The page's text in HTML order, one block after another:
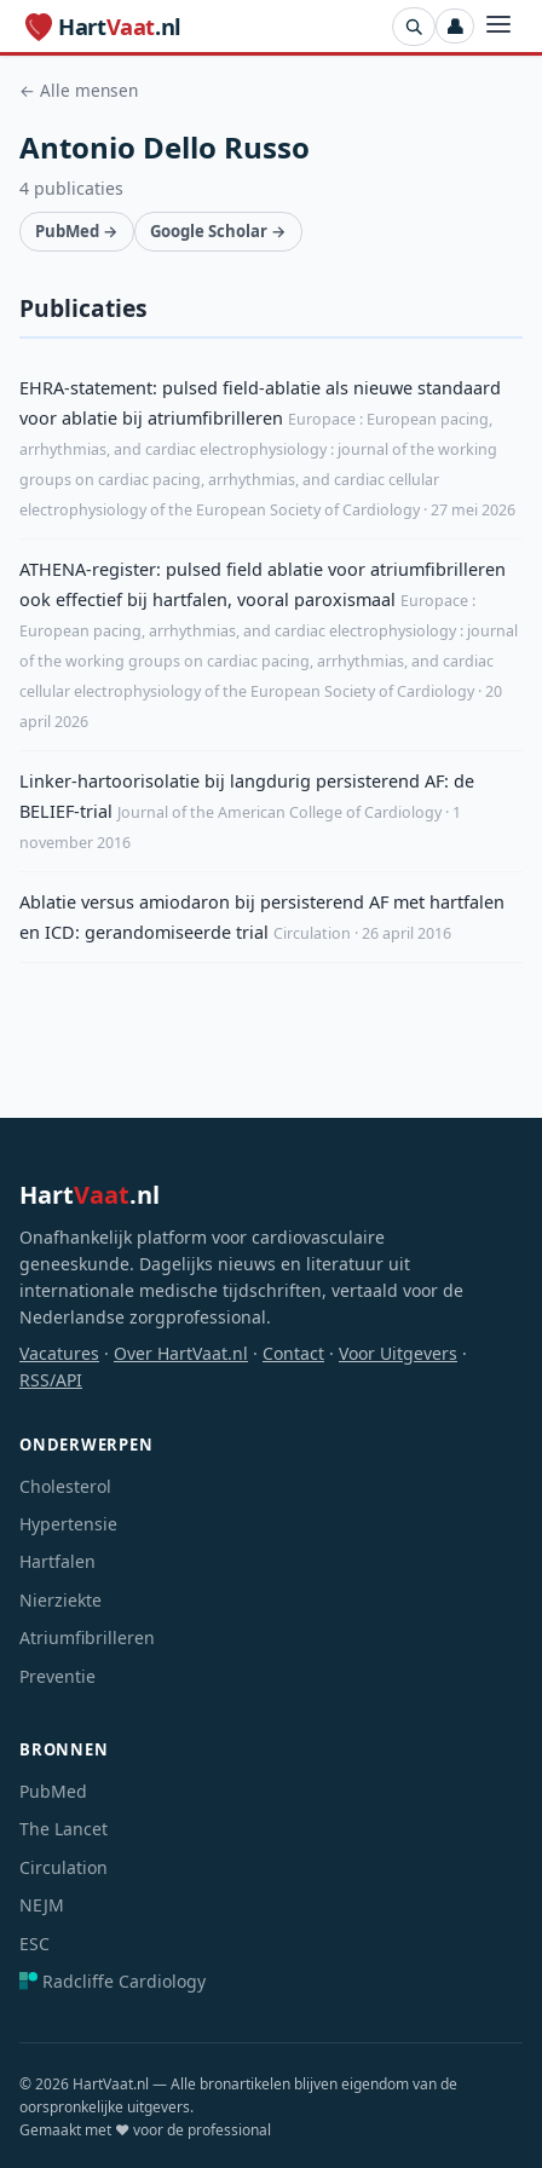
HartVaat.nl 👤
← Alle mensen
Antonio Dello Russo
4 publicaties
PubMed → Google Scholar →
Publicaties
EHRA-statement: pulsed field-ablatie als nieuwe standaard
voor ablatie bij atriumfibrilleren Europace : European pacing,
arrhythmias, and cardiac electrophysiology : journal of the working
groups on cardiac pacing, arrhythmias, and cardiac cellular
electrophysiology of the European Society of Cardiology · 27 mei 2026
ATHENA-register: pulsed field ablatie voor atriumfibrilleren
ook effectief bij hartfalen, vooral paroxismaal Europace :
European pacing, arrhythmias, and cardiac electrophysiology : journal
of the working groups on cardiac pacing, arrhythmias, and cardiac
cellular electrophysiology of the European Society of Cardiology · 20
april 2026
Linker-hartoorisolatie bij langdurig persisterend AF: de
BELIEF-trial Journal of the American College of Cardiology · 1
november 2016
Ablatie versus amiodaron bij persisterend AF met hartfalen
en ICD: gerandomiseerde trial Circulation · 26 april 2016
HartVaat.nl
Onafhankelijk platform voor cardiovasculaire
geneeskunde. Dagelijks nieuws en literatuur uit
internationale medische tijdschriften, vertaald voor de
Nederlandse zorgprofessional.
Vacatures · Over HartVaat.nl · Contact · Voor Uitgevers ·
RSS/API
ONDERWERPEN
Cholesterol
Hypertensie
Hartfalen
Nierziekte
Atriumfibrilleren
Preventie
BRONNEN
PubMed
The Lancet
Circulation
NEJM
ESC
Radcliffe Cardiology
© 2026 HartVaat.nl — Alle bronartikelen blijven eigendom van de
oorspronkelijke uitgevers.
Gemaakt met ❤️ voor de professional